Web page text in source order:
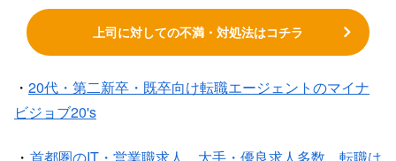
上司に対しての不満・対処法はコチラ
・ 20代・第二新卒・既卒向け転職エージェントのマイナ
ビジョブ20's
・ 首都圏のIT・営業職求人、大手・優良求人多数。転職は